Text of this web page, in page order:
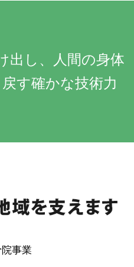
出し、人間の身体
す確かな技術力